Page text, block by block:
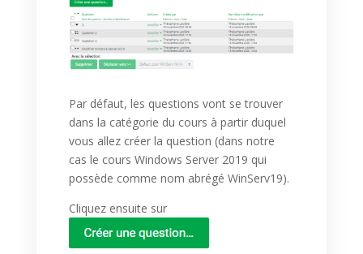
Par défaut, les questions vont se trouver
dans la catégorie du cours à partir duquel
vous allez créer la question (dans notre
cas le cours Windows Server 2019 qui
possède comme nom abrégé WinServ19).
Cliquez ensuite sur